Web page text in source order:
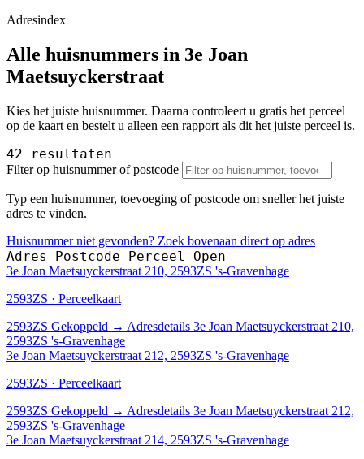
Adresindex
Alle huisnummers in 3e Joan
Maetsuyckerstraat
Kies het juiste huisnummer. Daarna controleert u gratis het perceel
op de kaart en bestelt u alleen een rapport als dit het juiste perceel is.
42 resultaten
Filter op huisnummer of postcode
Typ een huisnummer, toevoeging of postcode om sneller het juiste
adres te vinden.
Huisnummer niet gevonden? Zoek bovenaan direct op adres
Adres Postcode Perceel Open
3e Joan Maetsuyckerstraat 210, 2593ZS 's-Gravenhage
2593ZS · Perceelkaart
2593ZS Gekoppeld → Adresdetails 3e Joan Maetsuyckerstraat 210,
2593ZS 's-Gravenhage
3e Joan Maetsuyckerstraat 212, 2593ZS 's-Gravenhage
2593ZS · Perceelkaart
2593ZS Gekoppeld → Adresdetails 3e Joan Maetsuyckerstraat 212,
2593ZS 's-Gravenhage
3e Joan Maetsuyckerstraat 214, 2593ZS 's-Gravenhage